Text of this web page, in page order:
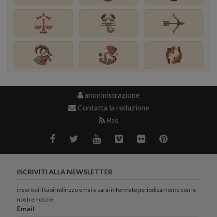
amministrazione
Contatta la redazione
Rss
ISCRIVITI ALLA NEWSLETTER
inserisci il tuoi indirizzo emai e sarai informato periodicamente con le
nostre notizie.
Email